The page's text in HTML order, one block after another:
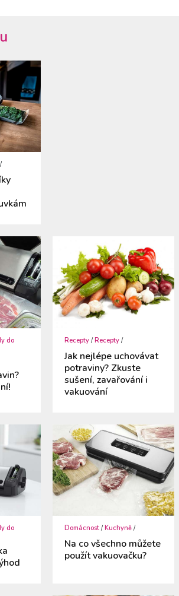
/
do
Recepty /Recepty /
Jak nejlépe uchovávat
potraviny? Zkuste
sušení, zavařování i
vakuování
do
Domácnost / Kuchyně /
Na co všechno můžete
použít vakuovačku?